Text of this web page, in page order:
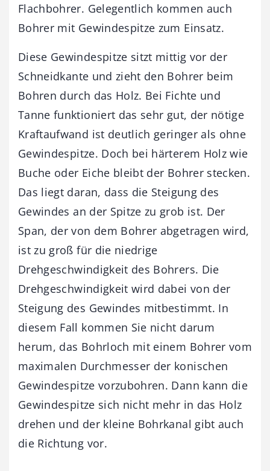
Flachbohrer. Gelegentlich kommen auch
Bohrer mit Gewindespitze zum Einsatz.
Diese Gewindespitze sitzt mittig vor der
Schneidkante und zieht den Bohrer beim
Bohren durch das Holz. Bei Fichte und
Tanne funktioniert das sehr gut, der nötige
Kraftaufwand ist deutlich geringer als ohne
Gewinde­spitze. Doch bei härterem Holz wie
Buche oder Eiche bleibt der Bohrer stecken.
Das liegt daran, dass die Steigung des
Gewindes an der Spitze zu grob ist. Der
Span, der von dem Bohrer abgetragen wird,
ist zu groß für die niedrige
Drehgeschwindigkeit des Bohrers. Die
Drehgeschwindigkeit wird dabei von der
Steigung des Gewindes mitbestimmt. In
diesem Fall kommen Sie nicht darum
herum, das Bohrloch mit einem Bohrer vom
maximalen Durchmesser der konischen
Gewinde­spitze vorzubohren. Dann kann die
Gewindespitze sich nicht mehr in das Holz
drehen und der kleine Bohrkanal gibt auch
die Richtung vor.